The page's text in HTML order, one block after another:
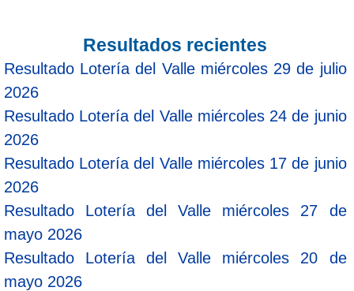
Resultados recientes
Resultado Lotería del Valle miércoles 29 de julio
2026
Resultado Lotería del Valle miércoles 24 de junio
2026
Resultado Lotería del Valle miércoles 17 de junio
2026
Resultado Lotería del Valle miércoles 27 de
mayo 2026
Resultado Lotería del Valle miércoles 20 de
mayo 2026